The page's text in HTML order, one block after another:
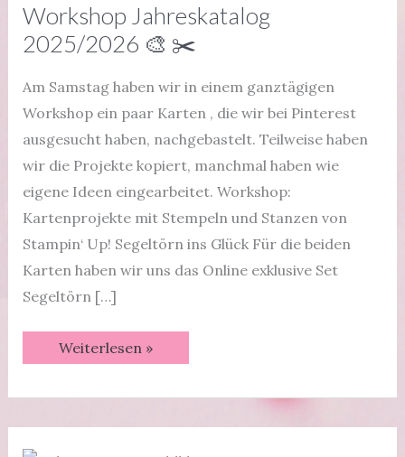
Workshop Jahreskatalog
2025/2026 🎨 ✂️
Am Samstag haben wir in einem ganztägigen
Workshop ein paar Karten , die wir bei Pinterest
ausgesucht haben, nachgebastelt. Teilweise haben
wir die Projekte kopiert, manchmal haben wie
eigene Ideen eingearbeitet. Workshop:
Kartenprojekte mit Stempeln und Stanzen von
Stampin‘ Up! Segeltörn ins Glück Für die beiden
Karten haben wir uns das Online exklusive Set
Segeltörn […]
Workshop
Jahreskatalog
Weiterlesen »